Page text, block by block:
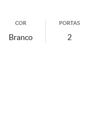
COR
Branco
PORTAS
2